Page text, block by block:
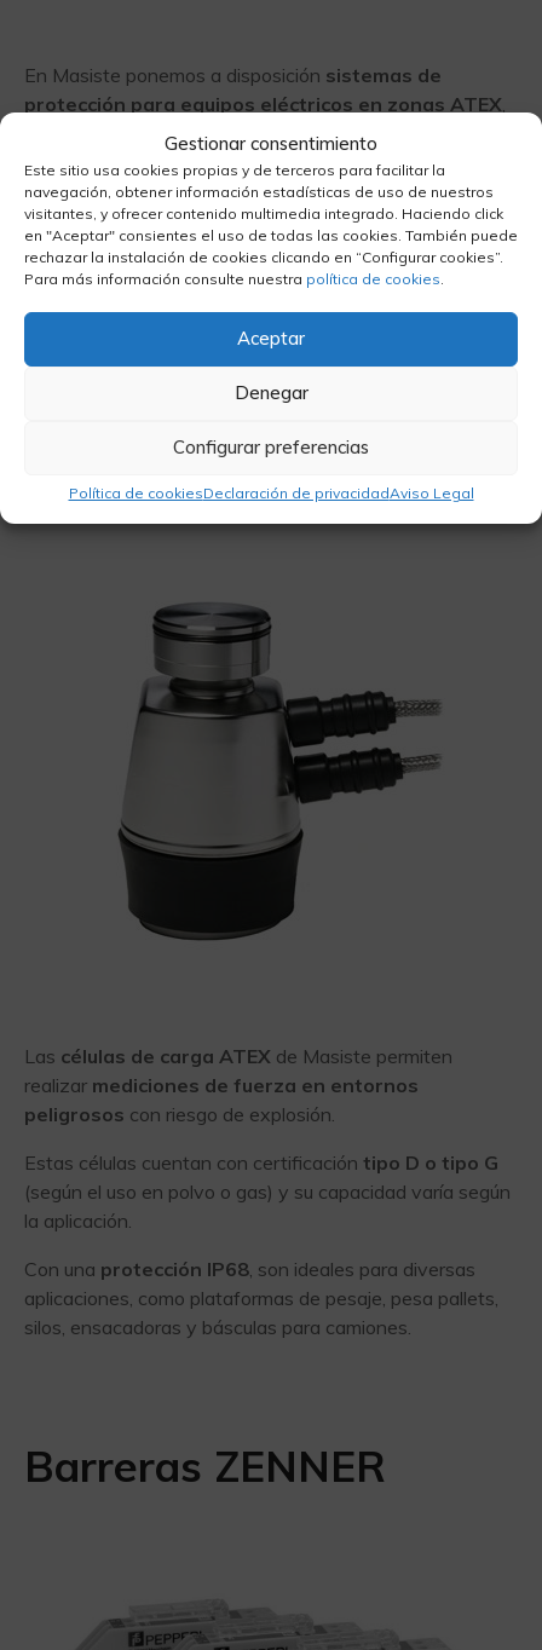
Gestionar consentimiento
Este sitio usa cookies propias y de terceros para facilitar la
navegación, obtener información estadísticas de uso de nuestros
visitantes, y ofrecer contenido multimedia integrado. Haciendo click
en "Aceptar" consientes el uso de todas las cookies. También puede
rechazar la instalación de cookies clicando en “Configurar cookies”.
Para más información consulte nuestra política de cookies
Aceptar
Denegar
Configurar preferencias
Política de cookiesDeclaración de privacidadAviso Legal
En Masiste ponemos a disposición sistemas de
protección para equipos eléctricos en zonas ATEX
diseñados para adaptarse a entornos de alta seguridad.
Estos sistemas pueden contar con protecciones
especiales como envolvente antideflagrante, seguridad
aumentada, seguridad intrínseca, sobrepresión interna,
inmersión en aceite, aislante pulverulento y encapsulado.
opciones más
avanzadas del mercado
para equipos eléctricos en zonas ATEX, garantizando la
mejor solución para su empresa o negocio.
Células de carga
Las células de carga ATEX de Masiste permiten
realizar mediciones de fuerza en entornos
peligrosos con riesgo de explosión.
Estas células cuentan con certificación tipo D o tipo G
(según el uso en polvo o gas) y su capacidad varía según
la aplicación.
Con una protección IP68 , son ideales para diversas
aplicaciones, como plataformas de pesaje, pesa pallets,
silos, ensacadoras y básculas para camiones.
Barreras ZENNER